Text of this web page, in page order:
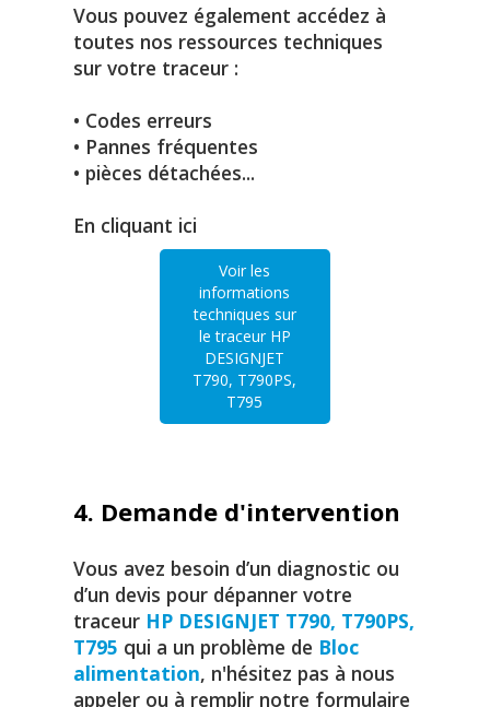
Vous pouvez également accédez à
toutes nos ressources techniques
sur votre traceur :
• Codes erreurs
• Pannes fréquentes
• pièces détachées...
En cliquant ici
Voir les
informations
techniques sur
le traceur HP
DESIGNJET
T790, T790PS,
T795
4. Demande d'intervention
Vous avez besoin d’un diagnostic ou
d’un devis pour dépanner votre
traceur HP DESIGNJET T790, T790PS,
T795 qui a un problème de Bloc
alimentation, n'hésitez pas à nous
appeler ou à remplir notre formulaire